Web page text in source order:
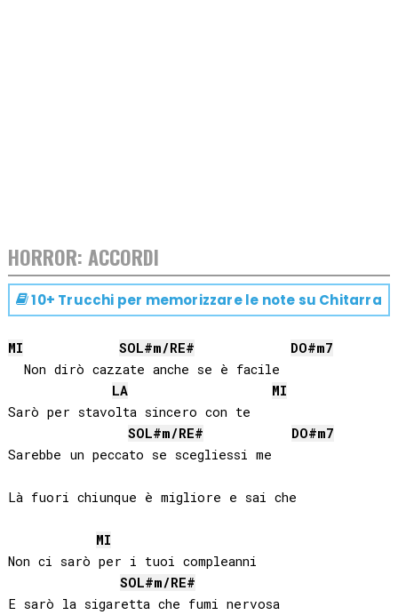
HORROR: ACCORDI
10+ Trucchi per memorizzare le note su Chitarra
MI SOL#m/RE# DO#m7
  Non dirò cazzate anche se è facile
LA
MI
Sarò per stavolta sincero con te
SOL#m/RE# DO#m7
Sarebbe un peccato se scegliessi me
Là fuori chiunque è migliore e sai che
MI
Non ci sarò per i tuoi compleanni
SOL#m/RE#
E sarò la sigaretta che fumi nervosa